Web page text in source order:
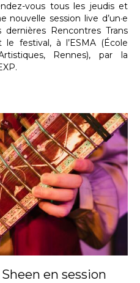
vous tous les jeudis et
nouvelle session live d’un·e
Rencontres Trans
festival, à l’ESMA (École
Rennes), par la
en session